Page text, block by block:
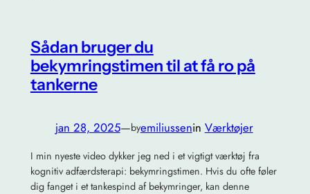
Sådan bruger du
bekymringstimen til at få ro på
tankerne
jan 28, 2025—byemiliussenin Værktøjer
I min nyeste video dykker jeg ned i et vigtigt værktøj fra
kognitiv adfærdsterapi: bekymringstimen. Hvis du ofte føler
dig fanget i et tankespind af bekymringer, kan denne